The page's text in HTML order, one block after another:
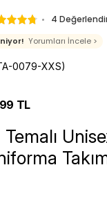
4
Yorumları İncele >
0079-XXS)
TL